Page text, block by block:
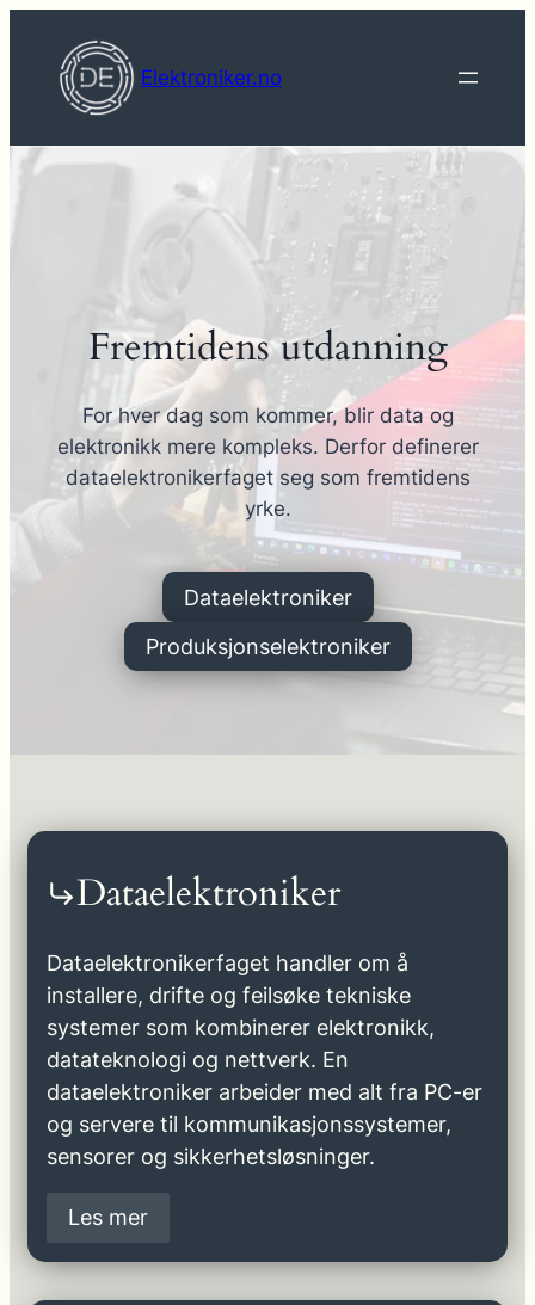
innhold
Elektroniker.no
Fremtidens utdanning
For hver dag som kommer, blir data og
elektronikk mere kompleks. Derfor definerer
dataelektronikerfaget seg som fremtidens
yrke.
Dataelektroniker
Produksjonselektroniker
Dataelektroniker
Dataelektronikerfaget handler om å
installere, drifte og feilsøke tekniske
systemer som kombinerer elektronikk,
datateknologi og nettverk. En
dataelektroniker arbeider med alt fra PC-er
og servere til kommunikasjonssystemer,
sensorer og sikkerhetsløsninger.
Les mer